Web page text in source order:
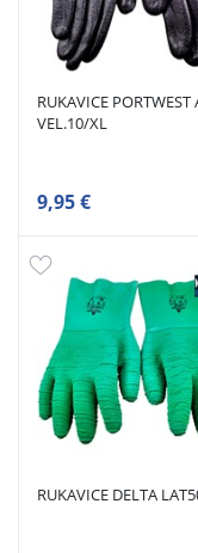
RUKAVICE PORTWEST
VEL.10/XL
9,95 €
RUKAVICE DELTA